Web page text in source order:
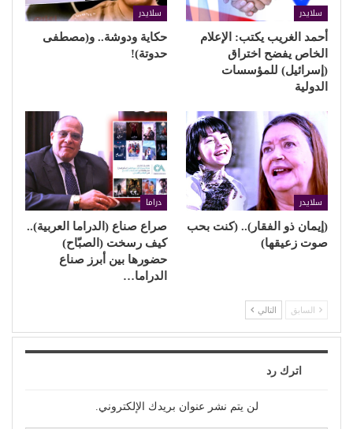
سلايدر
أحمد الغريب يكتب: الإعلام
الخاص يفضح اختراق
(إسرائيل) للمؤسسات
الدولية
سلايدر
حكاية ودوشة.. و(مصطفى
حدوتة)!
سلايدر
(إيمان ذو الفقار).. (كنت بحب
صوت زعيقها)
دراما
صراع صناع (الدراما العربية)..
كيف رسخت (الصبّاح)
حضورها بين أبرز صناع
الدراما…
السابق التالي
اترك رد
لن يتم نشر عنوان بريدك الإلكتروني.